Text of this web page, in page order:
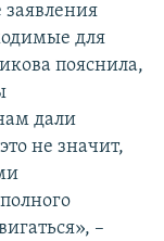
для
пояснила,
дали
не значит,
–